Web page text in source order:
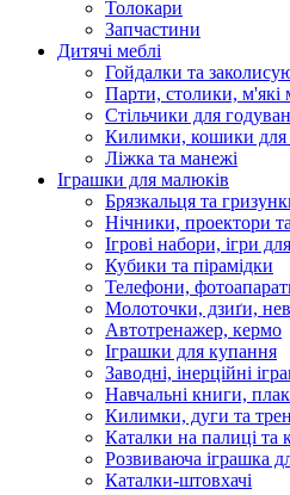
Толокари
Запчастини
Дитячі меблі
Гойдалки та
Парти, столики, м'які
Стільчики для
Килимки, кошики для
Ліжка та манежі
Іграшки для малюків
Брязкальця та
Нічники, проектори
Ігрові набори, ігри
Кубики та пірамідки
Телефони,
Молоточки, дзиґи,
Автотренажер, кермо
Іграшки для купання
Заводні, інерційні
Навчальні книги,
Килимки, дуги та
Каталки на палиці та
Розвиваюча іграшка
Каталки-штовхачі